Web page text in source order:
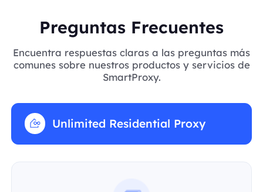
Preguntas Frecuentes
Encuentra respuestas claras a las preguntas más
comunes sobre nuestros productos y servicios de
SmartProxy.
Unlimited Residential Proxy